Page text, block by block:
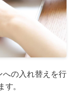
の入れ替えを行
。